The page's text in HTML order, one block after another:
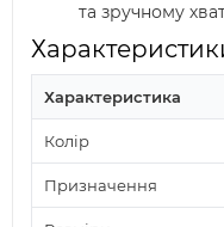
та зручному
Характеристика
Колір
Призначення